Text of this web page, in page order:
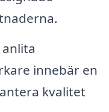
innebär en
kvalitet